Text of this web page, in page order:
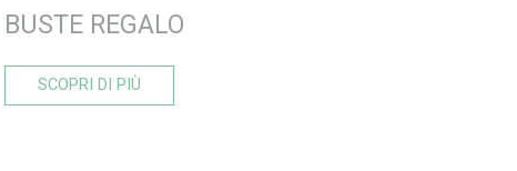
BUSTE REGALO
SCOPRI DI PIÙ